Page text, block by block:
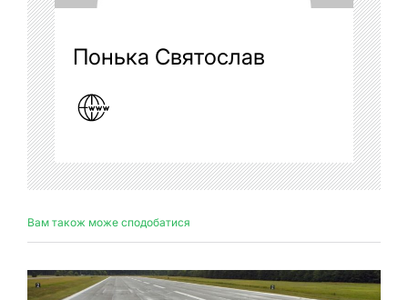
Понька Святослав
Вам також може сподобатися